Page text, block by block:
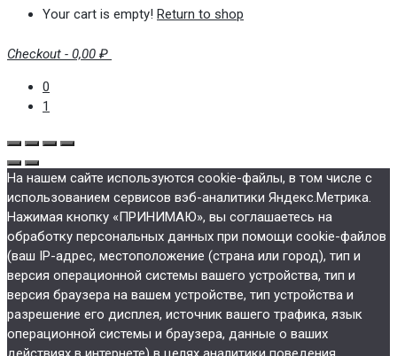
Your cart is empty! Return to shop
Checkout - 0,00 ₽
0
1
На нашем сайте используются cookie-файлы, в том числе с
использованием сервисов вэб-аналитики Яндекс.Метрика.
Нажимая кнопку «ПРИНИМАЮ», вы соглашаетесь на
обработку персональных данных при помощи cookie-файлов
(ваш IP-адрес, местоположение (страна или город), тип и
версия операционной системы вашего устройства, тип и
версия браузера на вашем устройстве, тип устройства и
разрешение его дисплея, источник вашего трафика, язык
операционной системы и браузера, данные о ваших